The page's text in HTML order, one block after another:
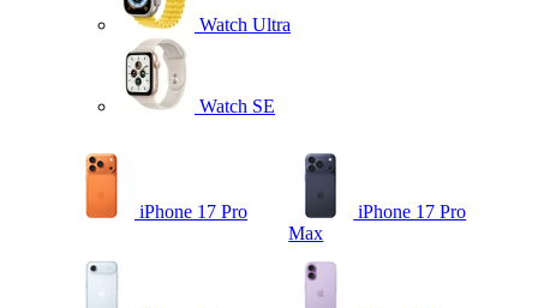
Watch Ultra
Watch SE
iPhone 17 Pro
iPhone 17 Pro
Max